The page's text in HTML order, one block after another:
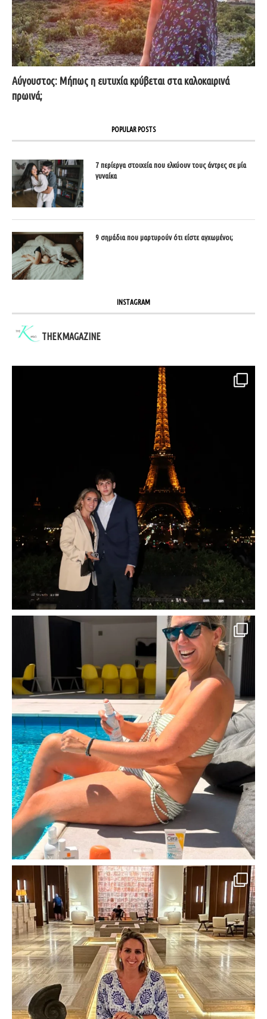
Αύγουστος: Μήπως η ευτυχία κρύβεται στα καλοκαιρινά
πρωινά;
POPULAR POSTS
7 περίεργα στοιχεία που ελκύουν τους άντρες σε μία
γυναίκα
9 σημάδια που μαρτυρούν ότι είστε αγχωμένοι;
INSTAGRAM
THEKMAGAZINE